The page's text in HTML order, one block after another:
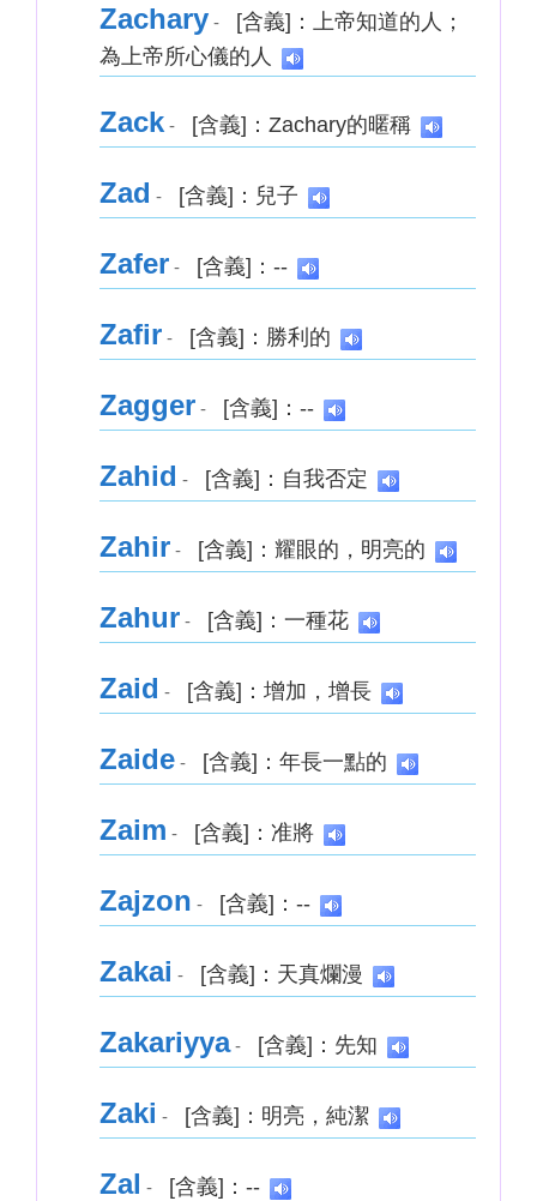
Zachary -
[含義]：上帝知道的人；
為上帝所心儀的人
Zack - [含義]：Zachary的暱稱
Zad - [含義]：兒子
Zafer - [含義]：--
Zafir - [含義]：勝利的
Zagger - [含義]：--
Zahid - [含義]：自我否定
Zahir - [含義]：耀眼的，明亮的
Zahur - [含義]：一種花
Zaid - [含義]：增加，增長
Zaide - [含義]：年長一點的
Zaim - [含義]：准將
Zajzon - [含義]：--
Zakai - [含義]：天真爛漫
Zakariyya- [含義]：先知
Zaki - [含義]：明亮，純潔
Zal - [含義]：--